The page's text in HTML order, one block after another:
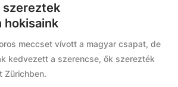
szereztek
hokisaink
meccset vívott a magyar csapat, de
kedvezett a szerencse, ők szerezték
Zürichben.